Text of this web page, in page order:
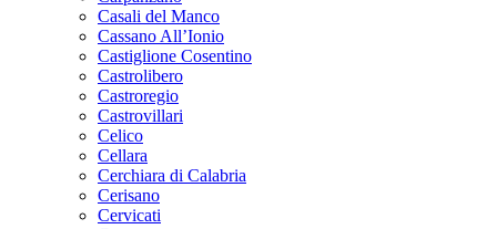
Casali del Manco
Cassano All’Ionio
Castiglione Cosentino
Castrolibero
Castroregio
Castrovillari
Celico
Cellara
Cerchiara di Calabria
Cerisano
Cervicati